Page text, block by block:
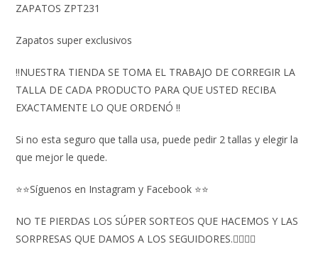
ZAPATOS ZPT231
Zapatos super exclusivos
‼️NUESTRA TIENDA SE TOMA EL TRABAJO DE CORREGIR LA
TALLA DE CADA PRODUCTO PARA QUE USTED RECIBA
EXACTAMENTE LO QUE ORDENÓ ‼️
Si no esta seguro que talla usa, puede pedir 2 tallas y elegir la
que mejor le quede.
⭐⭐Síguenos en Instagram y Facebook ⭐⭐
NO TE PIERDAS LOS SÚPER SORTEOS QUE HACEMOS Y LAS
SORPRESAS QUE DAMOS A LOS SEGUIDORES.👇🏻👇🏻